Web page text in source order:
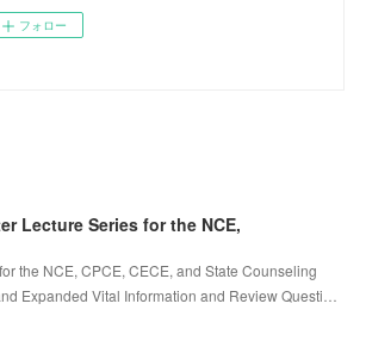
フォロー
Lecture Series for the NCE,
the NCE, CPCE, CECE, and State Counseling
Expanded Vital Information and Review Questi…